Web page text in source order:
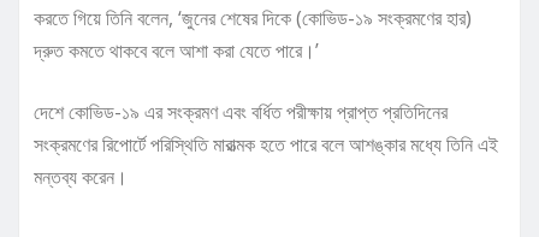
করতে গিয়ে তিনি বলেন, ‘জুনের শেষের দিকে (কোভিড-১৯ সংক্রমণের হার)
দ্রুত কমতে থাকবে বলে আশা করা যেতে পারে।’
দেশে কোভিড-১৯ এর সংক্রমণ এবং বর্ধিত পরীক্ষায় প্রাপ্ত প্রতিদিনের
সংক্রমণের রিপোর্টে পরিস্থিতি মারাত্মক হতে পারে বলে আশঙ্কার মধ্যে তিনি এই
মন্তব্য করেন।